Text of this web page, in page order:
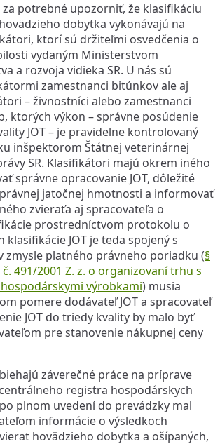
za potrebné upozorniť, že klasifikáciu
dobytka vykonávajú na
ktorí sú držiteľmi osvedčenia o
vydaným Ministerstvom
a rozvoja vidieka SR. U nás sú
zamestnanci bitúnkov ale aj
– živnostníci alebo zamestnanci
ktorých výkon – správne posúdenie
JOT – je pravidelne kontrolovaný
inšpektorom Štátnej veterinárnej
SR. Klasifikátori majú okrem iného
správne opracovanie JOT, dôležité
jatočnej hmotnosti a informovať
zvieraťa aj spracovateľa o
prostredníctvom protokolu o
klasifikácie JOT je teda spojený s
zmysle platného právneho poriadku (§
491/2001 Z. z. o organizovaní trhu s
výrobkami) musia
pomere dodávateľ JOT a spracovateľ
JOT do triedy kvality by malo byť
pre stanovenie nákupnej ceny
záverečné práce na príprave
registra hospodárskych
plnom uvedení do prevádzky mal
informácie o výsledkoch
hovädzieho dobytka a ošípaných,